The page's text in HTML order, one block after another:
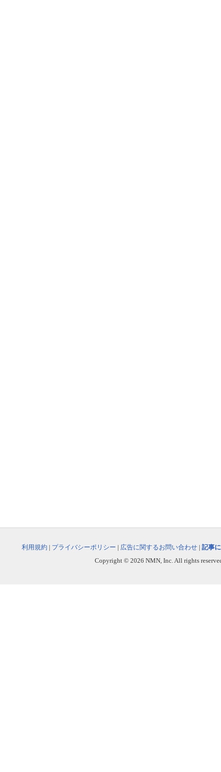
利用規約 | プライバシーポリシー | 広告に関するお問い合わせ | 記事
Copyright © 2026 NMN, Inc. All rights